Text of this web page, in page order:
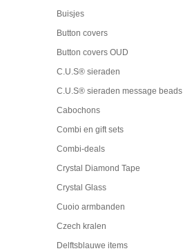
Buisjes
Button covers
Button covers OUD
C.U.S® sieraden
C.U.S® sieraden message beads
Cabochons
Combi en gift sets
Combi-deals
Crystal Diamond Tape
Crystal Glass
Cuoio armbanden
Czech kralen
Delftsblauwe items